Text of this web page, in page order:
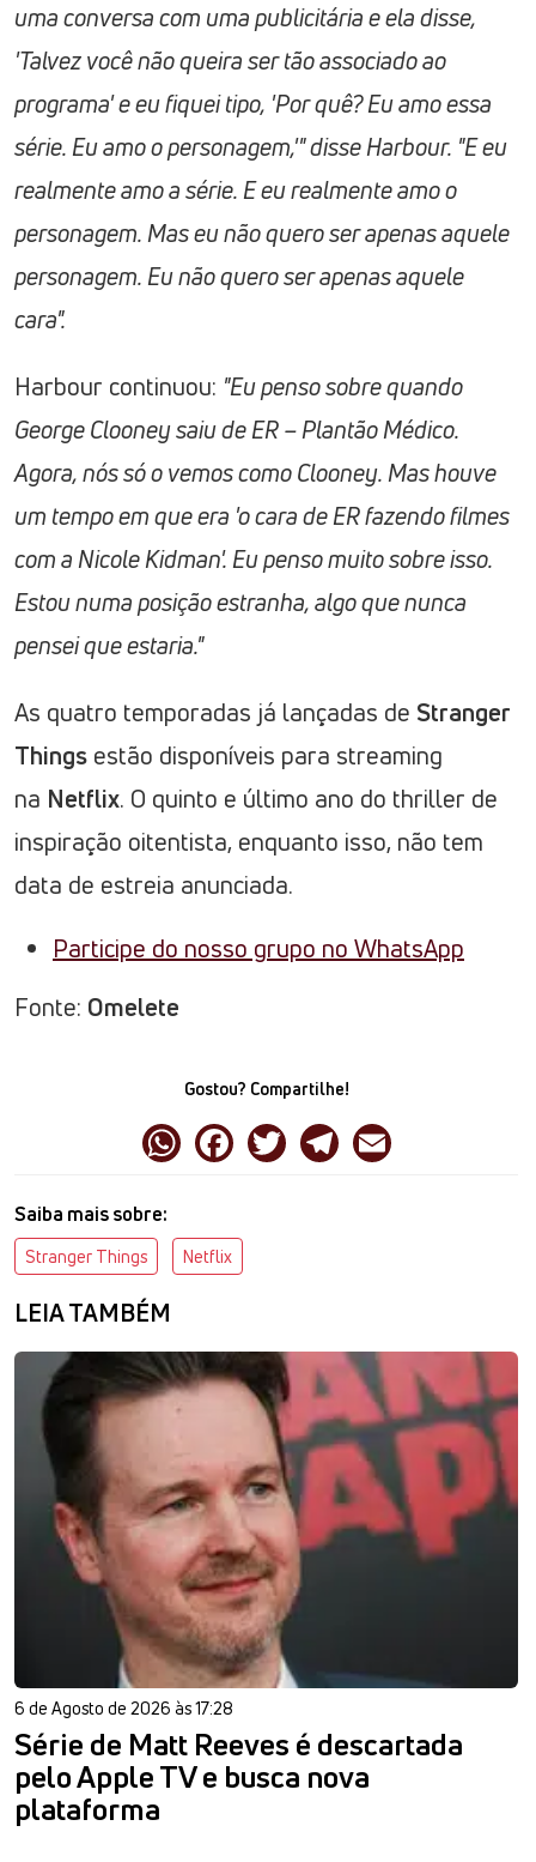
uma conversa com uma publicitária e ela disse,
'Talvez você não queira ser tão associado ao
programa' e eu fiquei tipo, 'Por quê? Eu amo essa
série. Eu amo o personagem,'" disse Harbour. "E eu
realmente amo a série. E eu realmente amo o
personagem. Mas eu não quero ser apenas aquele
personagem. Eu não quero ser apenas aquele
cara".
Harbour continuou: "Eu penso sobre quando
George Clooney saiu de ER – Plantão Médico.
Agora, nós só o vemos como Clooney. Mas houve
um tempo em que era 'o cara de ER fazendo filmes
com a Nicole Kidman'. Eu penso muito sobre isso.
Estou numa posição estranha, algo que nunca
pensei que estaria."
As quatro temporadas já lançadas de Stranger
Things estão disponíveis para streaming
na Netflix. O quinto e último ano do thriller de
inspiração oitentista, enquanto isso, não tem
data de estreia anunciada.
Participe do nosso grupo no WhatsApp
Fonte: Omelete
Gostou? Compartilhe!
Saiba mais sobre:
Stranger Things Netflix
LEIA TAMBÉM
6 de Agosto de 2026 às 17:28
Série de Matt Reeves é descartada
pelo Apple TV e busca nova
plataforma